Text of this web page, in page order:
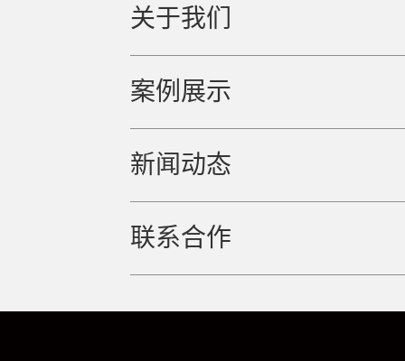
关于我们
案例展示
新闻动态
联系合作